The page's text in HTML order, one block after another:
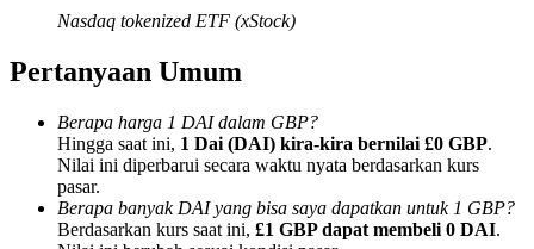
Afiliasi Bitrue
Hingga 65% Komisi!
Nasdaq tokenized ETF (xStock)
Pertanyaan Umum
Berapa harga 1 DAI dalam GBP?
Hingga saat ini, 1 Dai (DAI) kira-kira bernilai £0 GBP.
Nilai ini diperbarui secara waktu nyata berdasarkan kurs
pasar.
Berapa banyak DAI yang bisa saya dapatkan untuk 1 GBP?
Berdasarkan kurs saat ini, £1 GBP dapat membeli 0 DAI.